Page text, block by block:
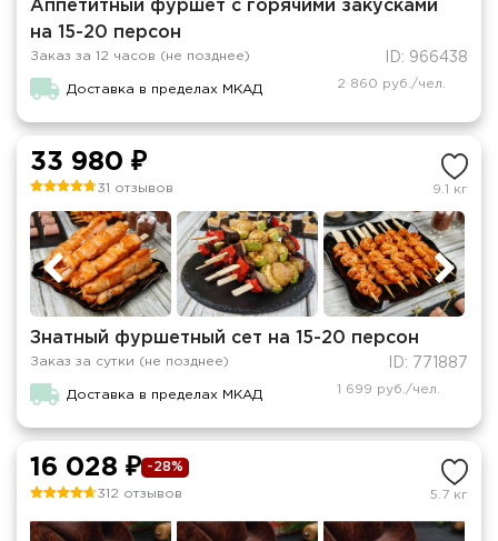
Аппетитный фуршет с горячими закусками
на 15-20 персон
Заказ за 12 часов (не позднее) ID: 966438
Доставка в пределах МКАД 2 860 руб./чел.
33 980 ₽
31 отзывов 9.1 кг
Знатный фуршетный сет на 15-20 персон
Заказ за сутки (не позднее) ID: 771887
Доставка в пределах МКАД 1 699 руб./чел.
16 028 ₽ -28%
312 отзывов 5.7 кг